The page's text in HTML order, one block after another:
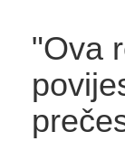
"Ova